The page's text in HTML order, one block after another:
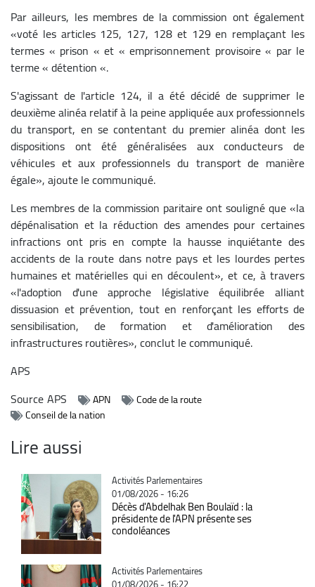
Par ailleurs, les membres de la commission ont également
«voté les articles 125, 127, 128 et 129 en remplaçant les
termes « prison « et « emprisonnement provisoire « par le
terme « détention «.
S'agissant de l'article 124, il a été décidé de supprimer le
deuxième alinéa relatif à la peine appliquée aux professionnels
du transport, en se contentant du premier alinéa dont les
dispositions ont été généralisées aux conducteurs de
véhicules et aux professionnels du transport de manière
égale», ajoute le communiqué.
Les membres de la commission paritaire ont souligné que «la
dépénalisation et la réduction des amendes pour certaines
infractions ont pris en compte la hausse inquiétante des
accidents de la route dans notre pays et les lourdes pertes
humaines et matérielles qui en découlent», et ce, à travers
«l'adoption d'une approche législative équilibrée alliant
dissuasion et prévention, tout en renforçant les efforts de
sensibilisation, de formation et d'amélioration des
infrastructures routières», conclut le communiqué.
APS
SourceAPS APN
Code de la route
Conseil de la nation
Lire aussi
Catégorie
Activités Parlementaires
01/08/2026 - 16:26
Décès d'Abdelhak Ben Boulaïd : la
présidente de l'APN présente ses
condoléances
Catégorie
Activités Parlementaires